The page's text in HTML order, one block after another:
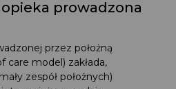
prowadzona
przez położną
model) zakłada,
zespół położnych) świadczy